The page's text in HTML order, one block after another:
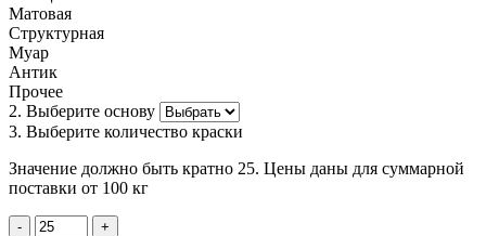
Матовая
Структурная
Муар
Антик
Прочее
2. Выберите основу
3. Выберите количество краски
Значение должно быть кратно 25. Цены даны для суммарной
поставки от 100 кг
- +